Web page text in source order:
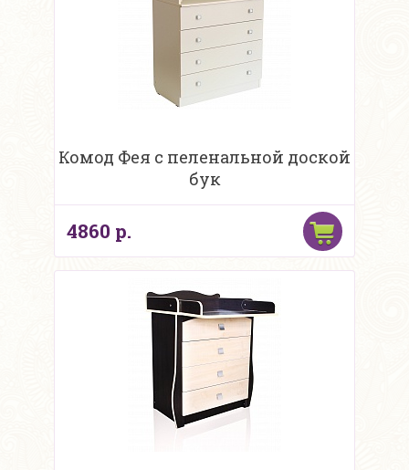
Комод Фея с пеленальной доской
бук
4860 р.